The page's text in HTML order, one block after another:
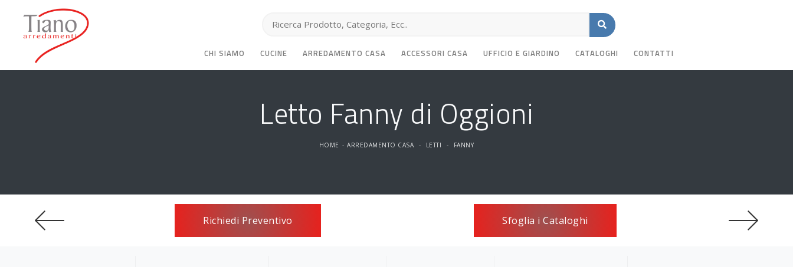
CHI SIAMO CUCINE ARREDAMENTO CASA ACCESSORI CASA UFFICIO E GIARDINO CATALOGHI CONTATTI
Letto Fanny di Oggioni
HOME - ARREDAMENTO CASA - LETTI - FANNY
Richiedi Preventivo Sfoglia i Cataloghi